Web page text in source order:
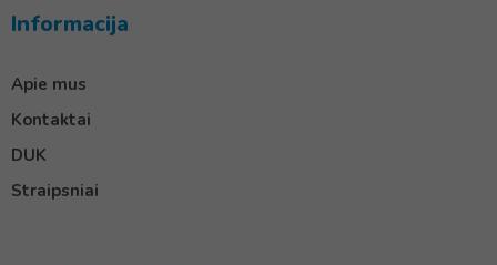
Informacija
Apie mus
Kontaktai
DUK
Straipsniai